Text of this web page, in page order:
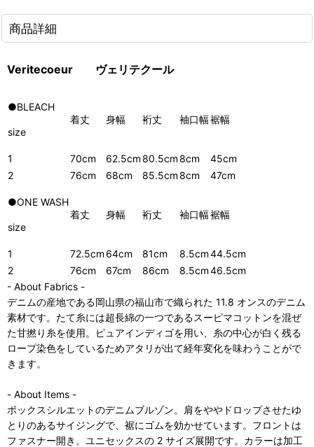
商品詳細
Veritecoeur ヴェリテクール
●BLEACH
size
着丈 身幅 裄丈 袖口幅裾幅
1 70cm 62.5cm80.5cm8cm
45cm
2
76cm 68cm 85.5cm8cm 47cm
●ONE WASH
size
着丈 身幅 裄丈 袖口幅裾幅
1 72.5cm64cm 81cm 8.5cm44.5cm
2
76cm 67cm 86cm 8.5cm46.5cm
- About Fabrics -
デニムの産地である岡山県の福山市で織られた 11.8 オンスのデニム
素材です。たて糸には超長綿の一つであるスーピマコットンを混ぜ
た甘撚り糸を使用。ピュアインディゴを用い、糸の中心が白く残る
ロープ染色をしているためアタリが出て経年変化を味わうことがで
きます。
- About Items -
ボックスシルエットのデニムブルゾン。肩をややドロップさせたゆ
とりのあるサイジングで、裾にゴムを効かせています。フロントは
ファスナー開き。ユニセックスの 2 サイズ展開です。カラーは加工